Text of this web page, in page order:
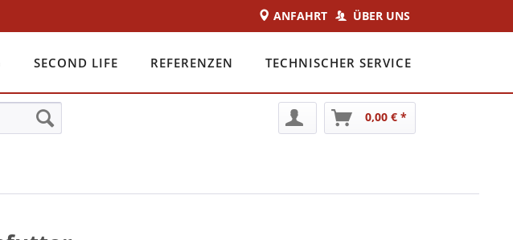
ÜBER UNS
ANFAHRT
SECOND LIFE REFERENZEN TECHNISCHER SERVICE
0,00 € *